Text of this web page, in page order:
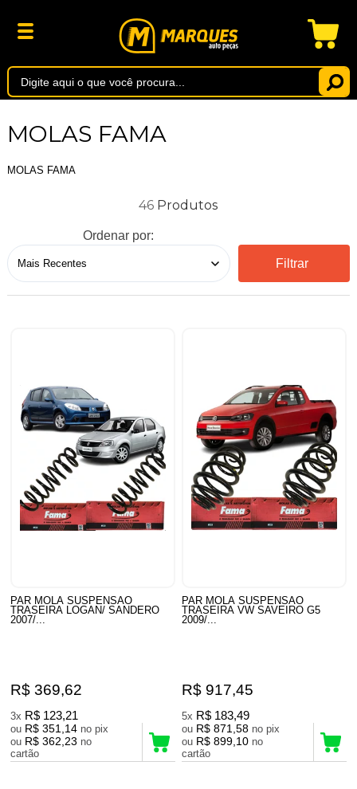
MOLAS FAMA
MOLAS FAMA
46
Ordenar por:
Filtrar
PAR MOLA SUSPENSAO
TRASEIRA LOGAN/ SANDERO
2007/...
R$ 369,62
3x R$ 123,21
ou R$ 351,14
no pix
ou R$ 362,23 no
cartão
PAR MOLA SUSPENSAO
TRASEIRA VW SAVEIRO G5
2009/...
R$ 917,45
5x R$ 183,49
ou R$ 871,58
no pix
ou R$ 899,10 no
cartão